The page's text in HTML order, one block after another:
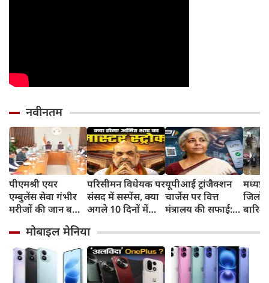
नवीनतम
पीएमश्री एयर
एम्बुलेंस सेवा गंभीर
मरीजों की जान बचाने
सफलतम प्रयोग:
मुख्यमंत्री डॉ. मोहन
यादव
परिसीमन विधेयक पर
संसद में सस्पेंस, क्या
अगले 10 दिनों में
वाले हैं मास्टर स्ट्रोक?
यूपीआई ट्रांजैक्शन
चार्जेस पर वित्त
मंत्रालय की सफाई:
P2P ट्रांसफर पूरी
तरह निशुल्क रहेंगे
नदी-
मोबाइल मेनिया